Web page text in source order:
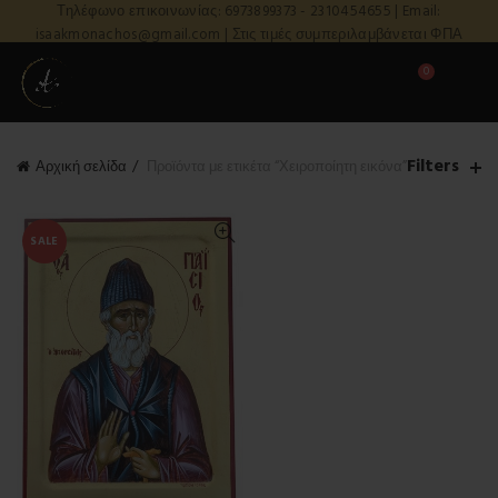
Τηλέφωνο επικοινωνίας: 6973899373 - 2310454655 | Email:
isaakmonachos@gmail.com | Στις τιμές συμπεριλαμβάνεται ΦΠΑ
0
Αρχική σελίδα Filters
SALE